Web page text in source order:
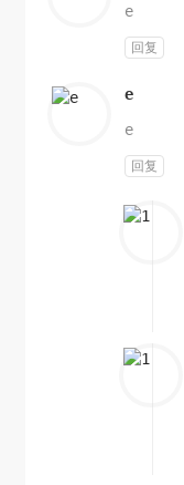
e
回复
e
e
回复